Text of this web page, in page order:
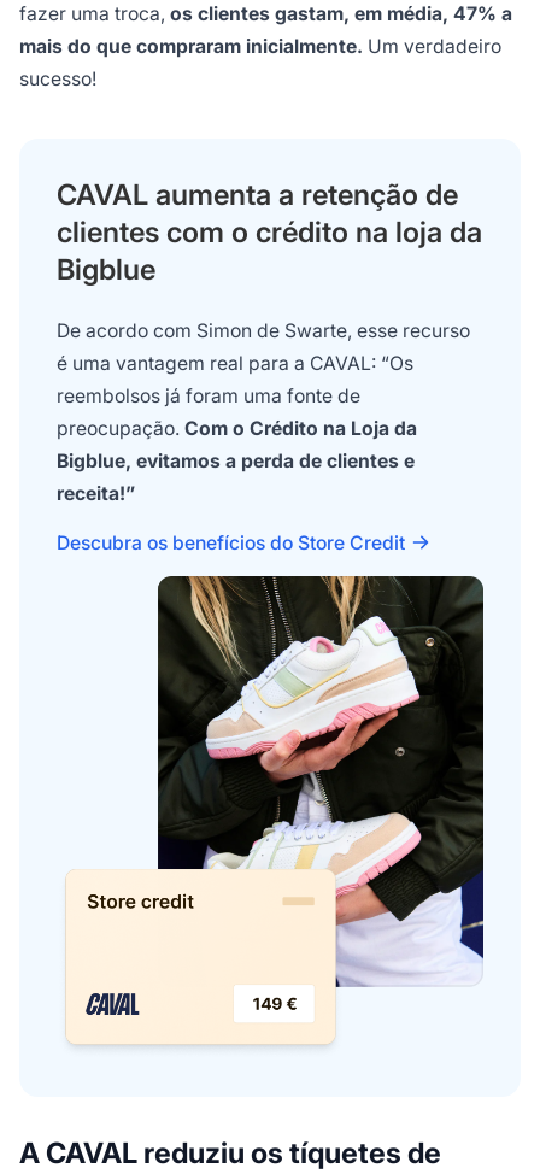
fazer uma troca, os clientes gastam, em média, 47% a
mais do que compraram inicialmente. Um verdadeiro
sucesso!
CAVAL aumenta a retenção de
clientes com o crédito na loja da
Bigblue
De acordo com Simon de Swarte, esse recurso
é uma vantagem real para a CAVAL: “Os
reembolsos já foram uma fonte de
preocupação. Com o Crédito na Loja da
Bigblue, evitamos a perda de clientes e
receita!”
Descubra os benefícios do Store Credit
A CAVAL reduziu os tíquetes de